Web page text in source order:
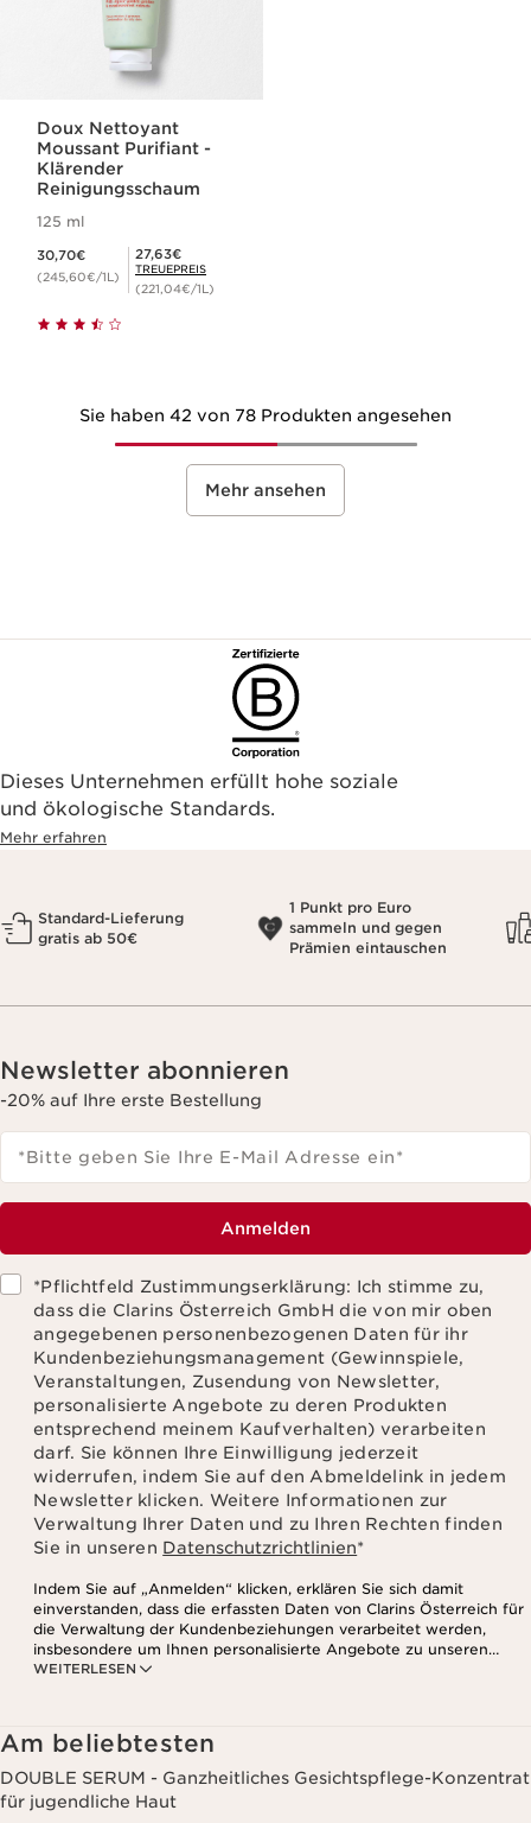
Doux Nettoyant
Moussant Purifiant -
Klärender
Reinigungsschaum
125 ml
30,70€
(245,60€/1L)
Mitgliederpreis 27,63€
27,63€
TREUEPREIS
(221,04€/1L)
Sie haben 42 von 78 Produkten angesehen
Mehr ansehen
Dieses Unternehmen erfüllt hohe soziale
und ökologische Standards.
Mehr erfahren
Standard-Lieferung
gratis ab 50€
1 Punkt pro Euro
sammeln und gegen
Prämien eintauschen
Newsletter abonnieren
-20% auf Ihre erste Bestellung
*Bitte geben Sie Ihre E-Mail Adresse ein*
Anmelden
*Pflichtfeld Zustimmungserklärung: Ich stimme zu,
dass die Clarins Österreich GmbH die von mir oben
angegebenen personenbezogenen Daten für ihr
Kundenbeziehungsmanagement (Gewinnspiele,
Veranstaltungen, Zusendung von Newsletter,
personalisierte Angebote zu deren Produkten
entsprechend meinem Kaufverhalten) verarbeiten
darf. Sie können Ihre Einwilligung jederzeit
widerrufen, indem Sie auf den Abmeldelink in jedem
Newsletter klicken. Weitere Informationen zur
Verwaltung Ihrer Daten und zu Ihren Rechten finden
Sie in unseren Datenschutzrichtlinien*
WEITERLESEN
Indem Sie auf „Anmelden“ klicken, erklären Sie sich damit
einverstanden, dass die erfassten Daten von Clarins Österreich für
die Verwaltung der Kundenbeziehungen verarbeitet werden,
insbesondere um Ihnen personalisierte Angebote zu unseren
Produkten und Dienstleistungen entsprechend Ihrem
Websites Dritter, sowie für analytische Zwecke.
Am beliebtesten
DOUBLE SERUM - Ganzheitliches Gesichtspflege-Konzentrat
für jugendliche Haut